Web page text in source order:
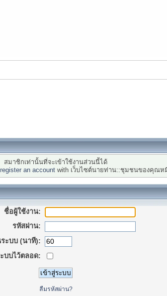
สมาชิกเท่านั้นที่จะเข้าใช้งานส่วนนี้ได้
register an account with เว็บไซต์นายท่าน::ชุมชนของคุณห
ชื่อผู้ใช้งาน:
รหัสผ่าน:
ระบบ (นาที):
บบไว้ตลอด:
ลืมรหัสผ่าน?